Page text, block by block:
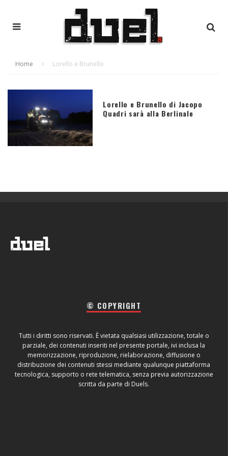
Home Lorello e Brunello
Lorello e Brunello di Jacopo
Quadri sarà alla Berlinale
© COPYRIGHT
Tutti i diritti sono riservati. È vietata qualsiasi utilizzazione, totale o
parziale, dei contenuti inseriti nel presente portale, ivi inclusa la
memorizzazione, riproduzione, rielaborazione, diffusione o
distribuzione dei contenuti stessi mediante qualunque piattaforma
tecnologica, supporto o rete telematica, senza previa autorizzazione
scritta da parte di Duels.